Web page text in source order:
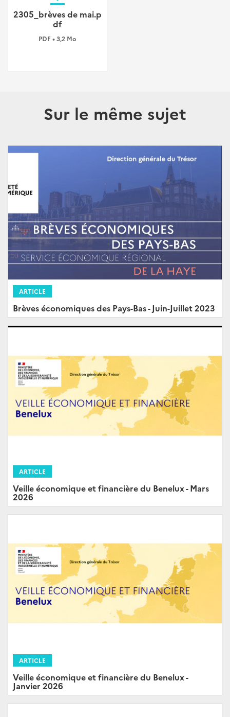
2305_brèves de mai.p
df
PDF • 3,2 Mo
Sur le même sujet
ARTICLE
Brèves économiques des Pays-Bas - Juin-Juillet 2023
ARTICLE
Veille économique et financière du Benelux - Mars
2026
ARTICLE
Veille économique et financière du Benelux -
Janvier 2026